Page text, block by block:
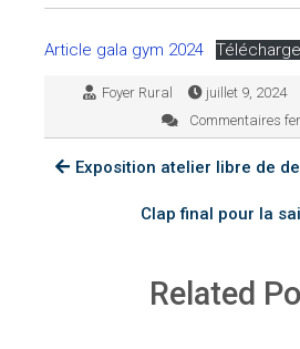
Article gala gym 2024
Foyer Rural juillet 9, 2024
Commentaires
Exposition atelier libre de
Clap final pour la
Related